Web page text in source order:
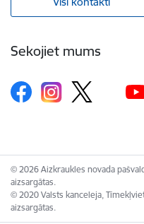
Sekojiet mums
© 2026 Aizkraukles novada
aizsargātas.
© 2020 Valsts kanceleja,
aizsargātas.